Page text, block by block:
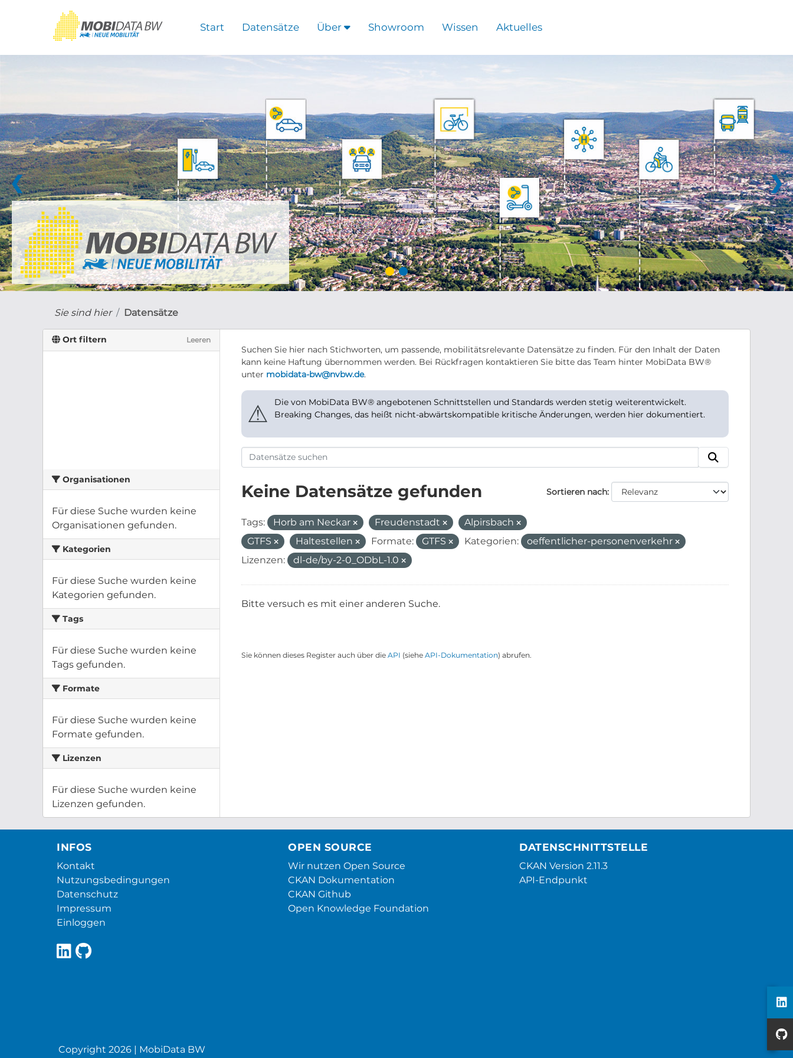
Start Datensätze Über Showroom Wissen Aktuelles
❮ ❯
Sie sind hier Datensätze
Ort filtern Leeren
Organisationen
Für diese Suche wurden keine
Organisationen gefunden.
Kategorien
Für diese Suche wurden keine
Kategorien gefunden.
Tags
Für diese Suche wurden keine
Tags gefunden.
Formate
Für diese Suche wurden keine
Formate gefunden.
Lizenzen
Für diese Suche wurden keine
Lizenzen gefunden.
Suchen Sie hier nach Stichworten, um passende, mobilitätsrelevante Datensätze zu finden. Für den Inhalt der Daten
kann keine Haftung übernommen werden. Bei Rückfragen kontaktieren Sie bitte das Team hinter MobiData BW®
unter mobidata-bw@nvbw.de.
⚠
Die von MobiData BW® angebotenen Schnittstellen und Standards werden stetig weiterentwickelt.
Breaking Changes, das heißt nicht-abwärtskompatible kritische Änderungen, werden hier dokumentiert.
Sortieren nach
Keine Datensätze gefunden
Tags: Horb am Neckar Freudenstadt
Alpirsbach
GTFS
Haltestellen Formate: GTFS Kategorien:
oeffentlicher-personenverkehr
Lizenzen:
dl-de/by-2-0_ODbL-1.0
Bitte versuch es mit einer anderen Suche.
Sie können dieses Register auch über die API (siehe API-Dokumentation) abrufen.
INFOS
Kontakt
Nutzungsbedingungen
Datenschutz
Impressum
Einloggen
OPEN SOURCE
Wir nutzen Open Source
CKAN Dokumentation
CKAN Github
Open Knowledge Foundation
DATENSCHNITTSTELLE
CKAN Version 2.11.3
API-Endpunkt
Copyright 2026 | MobiData BW